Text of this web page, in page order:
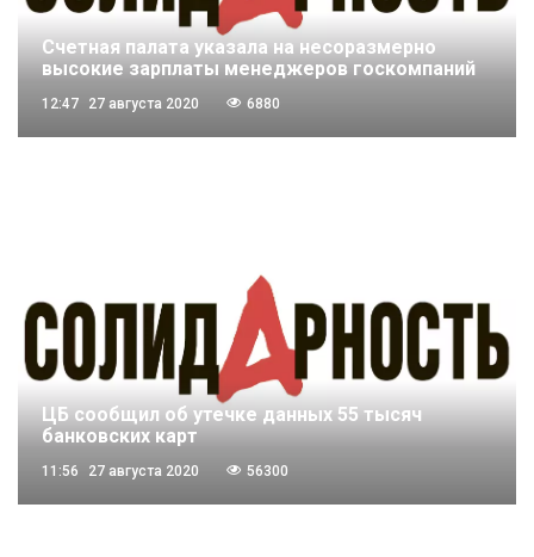
Счетная палата указала на несоразмерно
высокие зарплаты менеджеров госкомпаний
12:47 27 августа 2020 6880
ЦБ сообщил об утечке данных 55 тысяч
банковских карт
11:56 27 августа 2020 56300